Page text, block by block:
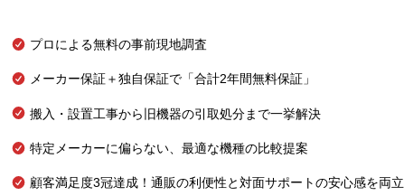
プロによる無料の事前現地調査
メーカー保証＋独自保証で「合計2年間無料保証」
搬入・設置工事から旧機器の引取処分まで一挙解決
特定メーカーに偏らない、最適な機種の比較提案
顧客満足度3冠達成！通販の利便性と対面サポートの安心感を両立